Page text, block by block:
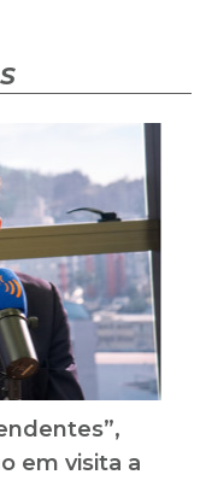
em visita a